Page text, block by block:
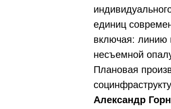
единиц
включая: линию
несъемной
Плановая
Александр